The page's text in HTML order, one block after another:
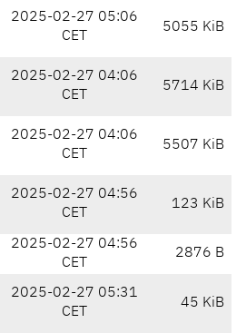
2025-02-27 05:06
CET
5055 KiB
2025-02-27 04:06
CET
5714 KiB
2025-02-27 04:06
CET
5507 KiB
2025-02-27 04:56
CET
123 KiB
2025-02-27 04:56
CET
2876 B
2025-02-27 05:31
CET
45 KiB